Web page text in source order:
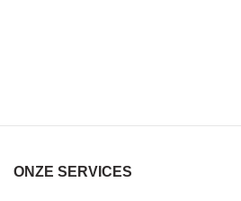
ONZE SERVICES